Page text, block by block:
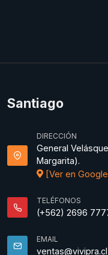
Santiago
DIRECCIÓN
General
Margarita).
[Ver en
TELÉFONOS
(+562) 2696
EMAIL
ventas@vivipra.cl